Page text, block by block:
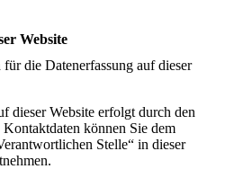
Website
die Datenerfassung auf dieser
dieser Website erfolgt durch den
Kontaktdaten können Sie dem
Stelle“ in dieser